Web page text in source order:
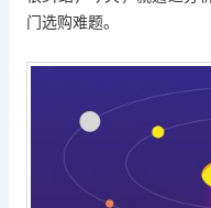
门选购难题。